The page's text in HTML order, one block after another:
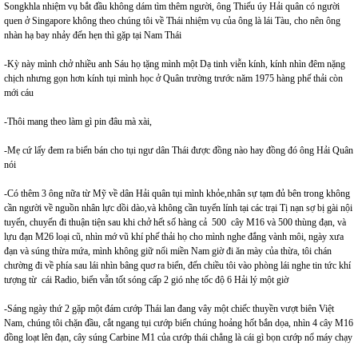
Songkhla nhiệm vụ bắt đầu không dám tìm thêm người, ông Thiếu úy Hải quân có người
quen ở Singapore không theo chúng tôi về Thái nhiệm vụ của ông là lái Tàu, cho nên ông
nhàn hạ bay nhảy đến hẹn thì gặp tại Nam Thái
-Kỳ này mình chở nhiều anh Sáu họ tặng mình một Dạ tinh viễn kính, kính nhìn đêm nặng
chịch nhưng gọn hơn kính tụi mình học ở Quân trường trước năm 1975 hàng phế thải còn
mới cáu
-Thôi mang theo làm gì pin đâu mà xài,
-Mẹ cứ lấy đem ra biển bán cho tụi ngư dân Thái được đồng nào hay đồng đó ông Hải Quân
nói
-Có thêm 3 ông nữa từ Mỹ về dân Hải quân tụi mình khỏe,nhân sự tạm đủ bên trong không
cần người về nguồn nhân lực dồi dào,và không cần tuyển lính tại các trại Tị nạn sợ bị gài nội
tuyến, chuyến đi thuận tiện sau khi chở hết số hàng cả 500 cây M16 và 500 thùng đạn, và
lựu đạn M26 loại cũ, nhìn mớ vũ khí phế thải họ cho mình nghe đắng vành môi, ngày xưa
đạn và súng thừa mứa, mình không giữ nổi miền Nam giờ đi ăn mày của thừa, tôi chán
chường đi về phía sau lái nhìn bâng quơ ra biển, đến chiều tôi vào phòng lái nghe tin tức khí
tượng từ cái Radio, biển vẫn tốt sóng cấp 2 gió nhẹ tốc độ 6 Hải lý một giờ
-Sáng ngày thứ 2 gặp một đám cướp Thái lan đang vây một chiếc thuyền vượt biên Việt
Nam, chúng tôi chặn đầu, cắt ngang tụi cướp biển chúng hoảng hốt bắn dọa, nhìn 4 cây M16
đồng loạt lên đạn, cây súng Carbine M1 của cướp thái chẳng là cái gì bọn cướp nổ máy chạy